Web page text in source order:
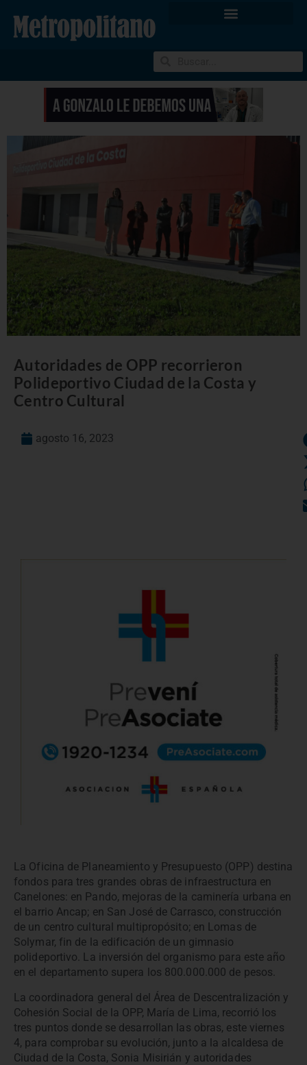
Autoridades de OPP recorrieron
Polideportivo Ciudad de la Costa y
Centro Cultural
agosto 16, 2023
La Oficina de Planeamiento y Presupuesto (OPP) destina
fondos para tres grandes obras de infraestructura en
Canelones: en Pando, mejoras de la caminería urbana en
el barrio Ancap; en San José de Carrasco, construcción
de un centro cultural multipropósito; en Lomas de
Solymar, fin de la edificación de un gimnasio
polideportivo. La inversión del organismo para este año
en el departamento supera los 800.000.000 de pesos.
La coordinadora general del Área de Descentralización y
Cohesión Social de la OPP, María de Lima, recorrió los
tres puntos donde se desarrollan las obras, este viernes
4, para comprobar su evolución, junto a la alcaldesa de
Ciudad de la Costa, Sonia Misirián y autoridades